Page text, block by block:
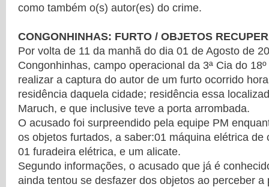
como também o(s) autor(es) do crime.
CONGONHINHAS: FURTO / OBJETOS
Por volta de 11 da manhã do dia 01 de Agosto de
Congonhinhas, campo operacional da 3ª Cia do
realizar a captura do autor de um furto ocorrido
residência daquela cidade; residência essa
Maruch, e que inclusive teve a porta arrombada.
O acusado foi surpreendido pela equipe PM
os objetos furtados, a saber:01 máquina elétrica de
01 furadeira elétrica, e um alicate.
Segundo informações, o acusado que já é
ainda tentou se desfazer dos objetos ao perceber a